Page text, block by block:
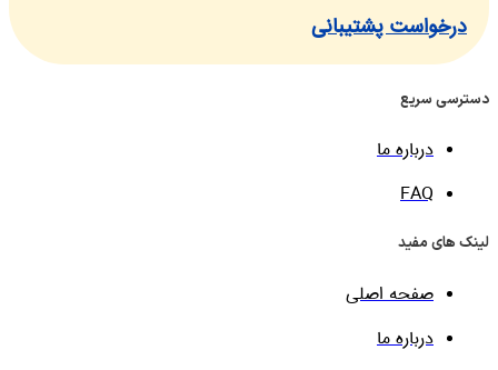
پشتیبانی
سریع
درباره ما
مفید
صفحه اصلی
درباره ما